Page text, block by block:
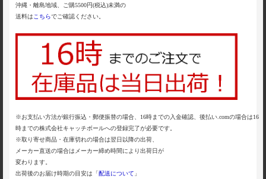
沖縄・離島地域、ご購5500円(税込)未満の
送料は こちらでご確認ください。
※お支払い方法が銀行振込・郵便振替の場合、16時までの入金確認、後払い.comの場合は16
時までの株式会社キャッチボールへの登録完了が必要です。
※取り寄せ商品・在庫切れの場合は翌日以降の出荷、
メーカー直送の場合はメーカー締め時間により出荷日が
変わります。
出荷後のお届け時期の目安は「配送について 」